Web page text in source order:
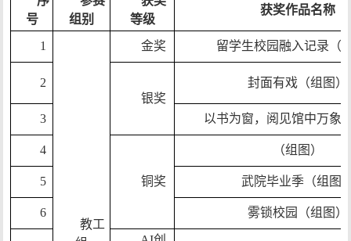
号
组别
等级
获奖作品名称
1
教工
金奖 留学生校园融入记录（
2
银奖
封面有戏（组图）
3 以书为窗，阅见馆中万象
4
铜奖
（组图）
5 武院毕业季（组图
6 雾锁校园（组图）